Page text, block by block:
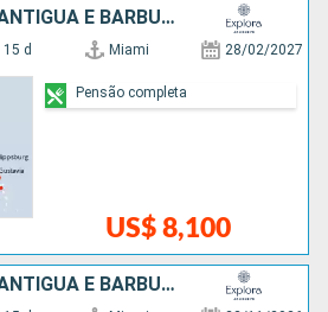
ESTADOS UNIDOS, ANTIGUA E BARBUDA, PORTO RICO, FRANCIA
15 d Miami 28/02/2027
US$ 8,100
Pensão completa
ESTADOS UNIDOS, ANTIGUA E BARBUDA, PORTO RICO, FRANCIA